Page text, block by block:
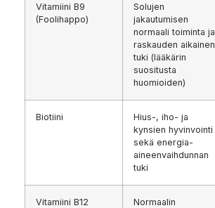
Vitamiini B9
(Foolihappo)
Solujen
jakautumisen
normaali toiminta ja
raskauden aikainen
tuki (lääkärin
suositusta
huomioiden)
Biotiini
Hius-, iho- ja
kynsien hyvinvointi
sekä energia-
aineenvaihdunnan
tuki
Vitamiini B12
Normaalin